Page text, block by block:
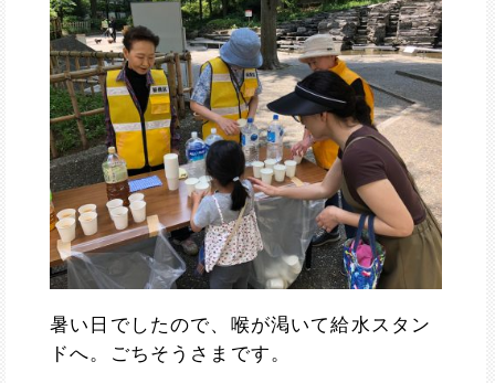
暑い日でしたので、喉が渇いて給水スタン
ドへ。ごちそうさまです。